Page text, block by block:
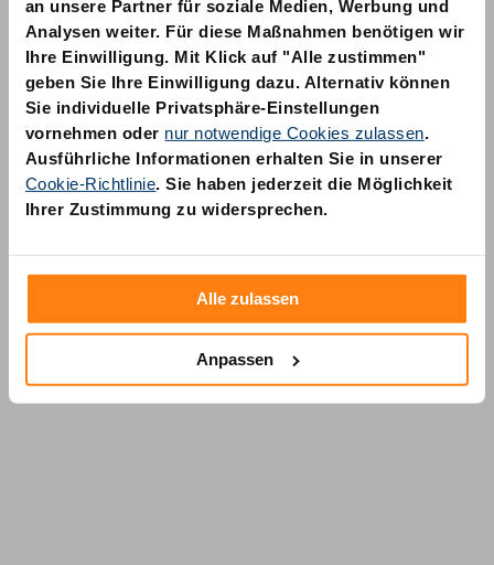
an unsere Partner für soziale Medien, Werbung und
Analysen weiter. Für diese Maßnahmen benötigen wir
Ihre Einwilligung. Mit Klick auf "Alle zustimmen"
geben Sie Ihre Einwilligung dazu. Alternativ können
Sie individuelle Privatsphäre-Einstellungen
vornehmen oder nur notwendige Cookies zulassen.
Ausführliche Informationen erhalten Sie in unserer
Cookie-Richtlinie. Sie haben jederzeit die Möglichkeit
Ihrer Zustimmung zu widersprechen.
Alle zulassen
Anpassen
Sie sich bitte an info@am-quality.com
AM Quality GmbH
Wolfsstraße 6-14